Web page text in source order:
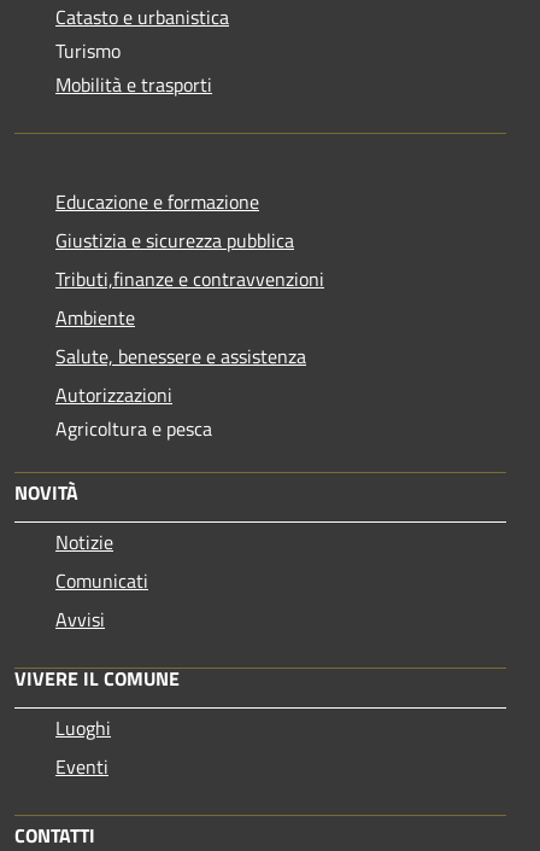
Catasto e urbanistica
Turismo
Mobilità e trasporti
Educazione e formazione
Giustizia e sicurezza pubblica
Tributi,finanze e contravvenzioni
Ambiente
Salute, benessere e assistenza
Autorizzazioni
Agricoltura e pesca
NOVITÀ
Notizie
Comunicati
Avvisi
VIVERE IL COMUNE
Luoghi
Eventi
CONTATTI